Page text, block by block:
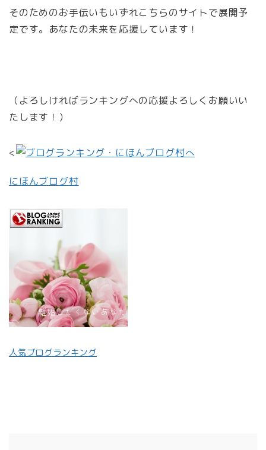
そのためのお手伝いもいずれこちらのサイトで展開予
定です。あなたの未来を応援しています！
（よろしければランキングへの応援よろしくお願いい
たします！）
<
にほんブログ村
人気ブログランキング